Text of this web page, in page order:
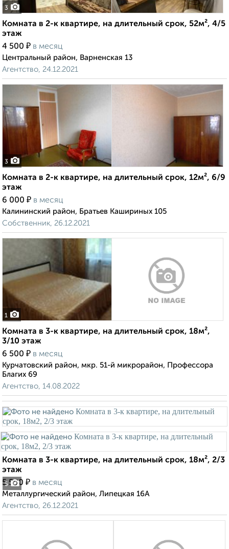
3
Комната в 2-к квартире, на длительный срок, 52м², 4/5
этаж
4 500 ₽ в месяц
Центральный район, Варненская 13
Агентство, 24.12.2021
3
Комната в 2-к квартире, на длительный срок, 12м², 6/9
этаж
6 000 ₽ в месяц
Калининский район, Братьев Кашириных 105
Собственник, 26.12.2021
1
Комната в 3-к квартире, на длительный срок, 18м²,
3/10 этаж
6 500 ₽ в месяц
Курчатовский район, мкр. 51-й микрорайон, Профессора
Благих 69
Агентство, 14.08.2022
5
Комната в 3-к квартире, на длительный срок, 18м², 2/3
этаж
5 500 ₽ в месяц
Металлургический район, Липецкая 16А
Агентство, 26.12.2021